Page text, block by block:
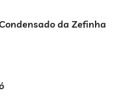
da Zefinha